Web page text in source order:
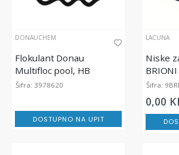
DONAUCHEM
Flokulant Donau
Multifloc pool, HB
22kg/20l, za bistrenje
Šifra: 3978620
DOSTUPNO NA UPIT
LACUNA
Niske
BRIONI
Šifra:
0,00